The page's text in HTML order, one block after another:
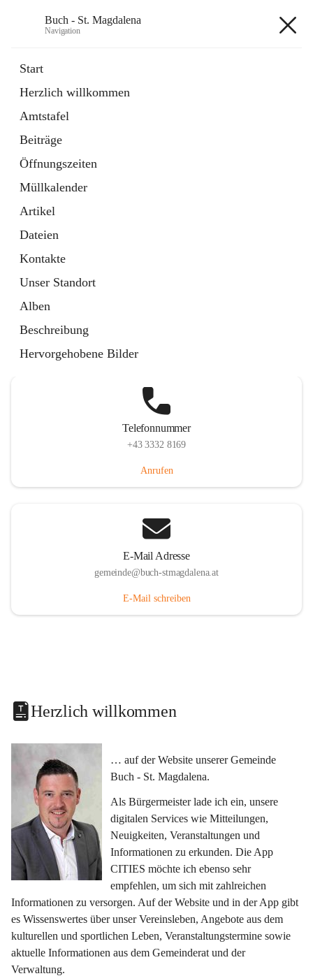
Buch - St. Magdalena
Navigation
Start
Herzlich willkommen
Amtstafel
Beiträge
Öffnungszeiten
Müllkalender
Artikel
Dateien
Kontakte
Unser Standort
Alben
Beschreibung
Hervorgehobene Bilder
11 Schnellzugriffe
Bürgerservice
10 Schnellzugriffe
Telefonnummer
+43 3332 8169
Anrufen
E-Mail Adresse
gemeinde@buch-stmagdalena.at
E-Mail schreiben
Herzlich willkommen
… auf der Website unserer Gemeinde
Buch - St. Magdalena.
Als Bürgermeister lade ich ein, unsere
digitalen Services wie Mitteilungen,
Neuigkeiten, Veranstaltungen und
Informationen zu erkunden. Die App
CITIES möchte ich ebenso sehr
empfehlen, um sich mit zahlreichen
Informationen zu versorgen. Auf der Website und in der App gibt
es Wissenswertes über unser Vereinsleben, Angebote aus dem
kulturellen und sportlichen Leben, Veranstaltungstermine sowie
aktuelle Informationen aus dem Gemeinderat und der
Verwaltung.